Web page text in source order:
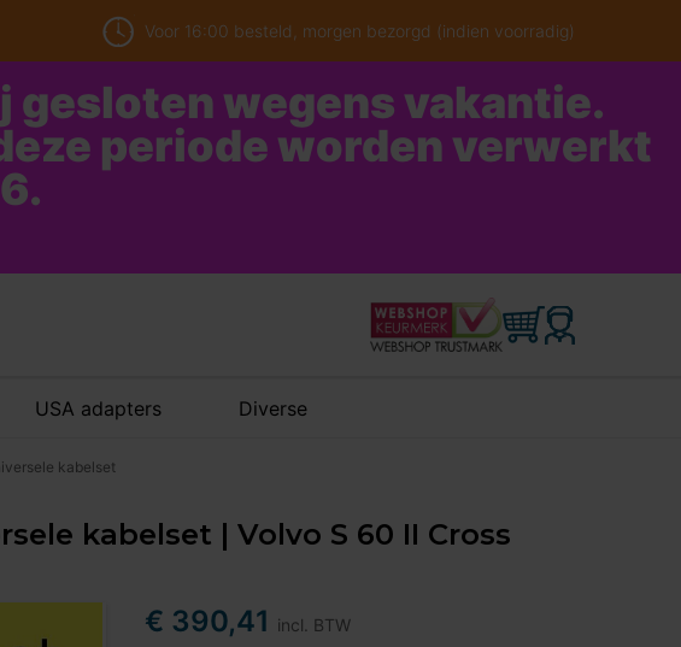
Voor 16:00 besteld, morgen bezorgd (indien voorradig)
wegens vakantie.
periode worden verwerkt
USA adapters Diverse
kabelset
kabelset | Volvo S 60 II Cross
€ 390,41 incl. BTW